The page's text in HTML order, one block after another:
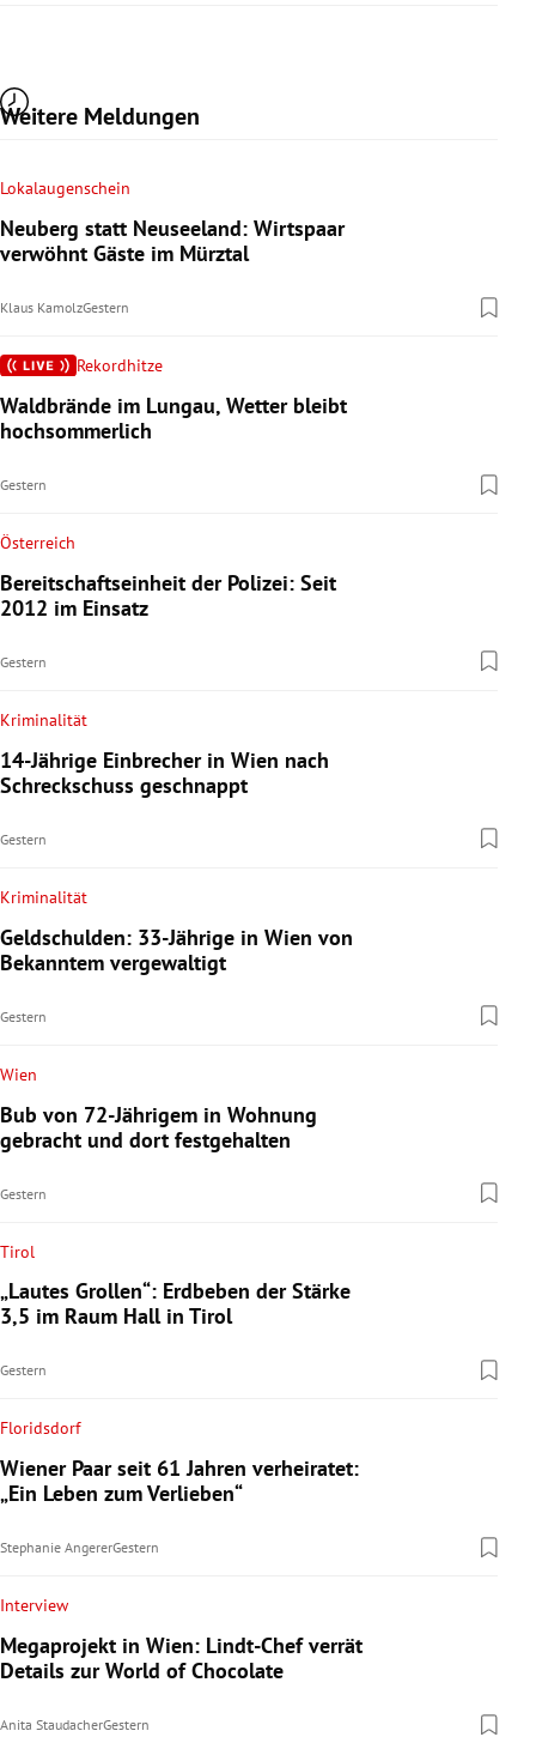
Weitere Meldungen
Lokalaugenschein
Neuberg statt Neuseeland: Wirtspaar
verwöhnt Gäste im Mürztal
Klaus KamolzGestern
Rekordhitze
Waldbrände im Lungau, Wetter bleibt
hochsommerlich
Gestern
Österreich
Bereitschaftseinheit der Polizei: Seit
2012 im Einsatz
Gestern
Kriminalität
14-Jährige Einbrecher in Wien nach
Schreckschuss geschnappt
Gestern
Kriminalität
Geldschulden: 33-Jährige in Wien von
Bekanntem vergewaltigt
Gestern
Wien
Bub von 72-Jährigem in Wohnung
gebracht und dort festgehalten
Gestern
Tirol
„Lautes Grollen“: Erdbeben der Stärke
3,5 im Raum Hall in Tirol
Gestern
Floridsdorf
Wiener Paar seit 61 Jahren verheiratet:
„Ein Leben zum Verlieben“
Stephanie AngererGestern
Interview
Megaprojekt in Wien: Lindt-Chef verrät
Details zur World of Chocolate
Anita StaudacherGestern